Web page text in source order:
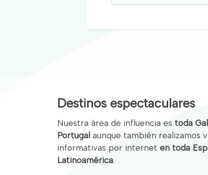
Destinos espectaculares
Nuestra área de influencia es toda
Portugal aunque también realizamos
informativas por internet en toda
Latinoamérica.